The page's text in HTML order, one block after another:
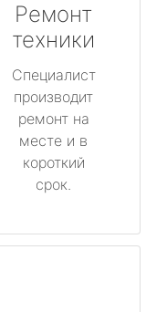
Ремонт
техники
Специалист
производит
ремонт на
месте и в
короткий
срок.